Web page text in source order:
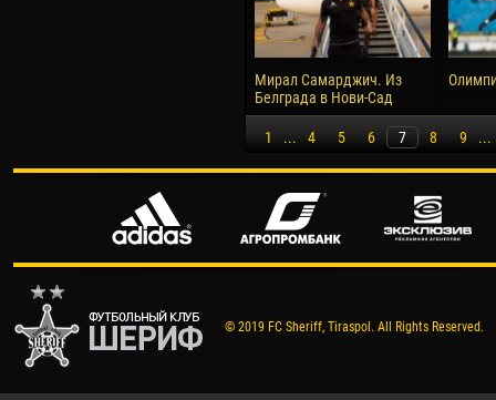
Мирал Самарджич. Из
Белграда в Нови-Сад
1 ... 4 5 6 7 8 9 ...
© 2019 FC Sheriff, Tiraspol. All Rights Reserved.